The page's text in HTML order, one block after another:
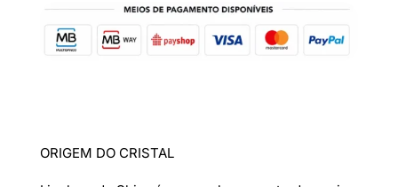
ORIGEM DO CRISTAL